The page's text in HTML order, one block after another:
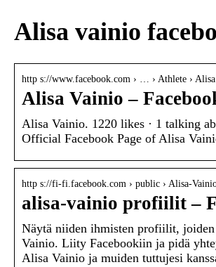
Alisa vainio
http s://www.facebook.com › … › Athlete ›
Alisa Vainio –
Alisa Vainio. 1220 likes · 1 talking
Official Facebook Page of Alisa
http s://fi-fi.facebook.com › public › Alisa-
alisa-vainio profiilit –
Näytä niiden ihmisten profiilit,
Vainio. Liity Facebookiin ja pidä
Alisa Vainio ja muiden tuttujesi